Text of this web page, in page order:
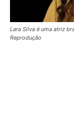
Lara Silva é uma atriz
Reprodução